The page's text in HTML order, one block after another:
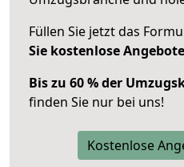
Füllen Sie jetzt das
Sie kostenlose Angebote
Bis zu 60 % der
finden Sie nur bei uns!
Kostenlose